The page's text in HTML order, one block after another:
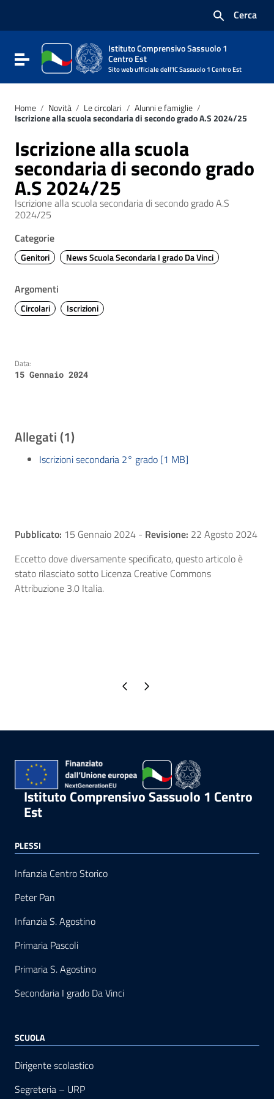
Vai al footer
Cerca
Attiva / disattiva la navigazione
Istituto Comprensivo Sassuolo 1
Centro Est
Sito web ufficiale dell'IC Sassuolo 1 Centro Est
Home / Novità / Le circolari / Alunni e famiglie /
Iscrizione alla scuola secondaria di secondo grado A.S 2024/25
Iscrizione alla scuola
secondaria di secondo grado
A.S 2024/25
Iscrizione alla scuola secondaria di secondo grado A.S
2024/25
Categorie
Genitori News Scuola Secondaria I grado Da Vinci
Argomenti
Circolari Iscrizioni
Data:
15 Gennaio 2024
Allegati (1)
Iscrizioni secondaria 2° grado [1 MB]
Pubblicato: 15 Gennaio 2024 - Revisione: 22 Agosto 2024
Eccetto dove diversamente specificato, questo articolo è
stato rilasciato sotto Licenza Creative Commons
Attribuzione 3.0 Italia.
Pagina precedente
Pagina successiva
Istituto Comprensivo Sassuolo 1 Centro
Est
PLESSI
Infanzia Centro Storico
Peter Pan
Infanzia S. Agostino
Primaria Pascoli
Primaria S. Agostino
Secondaria I grado Da Vinci
SCUOLA
Dirigente scolastico
Segreteria – URP